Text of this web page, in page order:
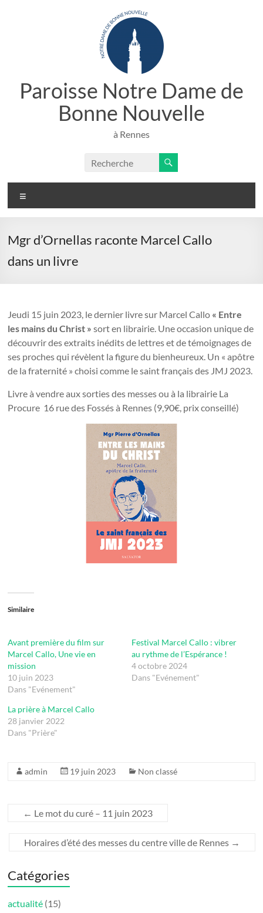
Paroisse Notre Dame de
Bonne Nouvelle
à Rennes
Mgr d’Ornellas raconte Marcel Callo
dans un livre
Jeudi 15 juin 2023, le dernier livre sur Marcel Callo « Entre
les mains du Christ » sort en librairie. Une occasion unique de
découvrir des extraits inédits de lettres et de témoignages de
ses proches qui révèlent la figure du bienheureux. Un « apôtre
de la fraternité » choisi comme le saint français des JMJ 2023.
Livre à vendre aux sorties des messes ou à la librairie La
Procure 16 rue des Fossés à Rennes (9,90€, prix conseillé)
Similaire
Avant première du film sur
Marcel Callo, Une vie en
mission
10 juin 2023
Dans "Evénement"
Festival Marcel Callo : vibrer
au rythme de l’Espérance !
4 octobre 2024
Dans "Evénement"
La prière à Marcel Callo
28 janvier 2022
Dans "Prière"
admin 19 juin 2023 Non classé
← Le mot du curé – 11 juin 2023
Horaires d’été des messes du centre ville de Rennes →
Catégories
actualité (15)